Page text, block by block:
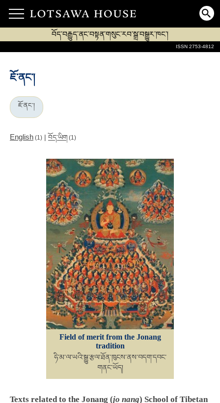
བོད་བརྒྱུད་ནང་བསྟན་གསུང་རབ་སྒྲ་བསྒྱུར་ཁང་།
ISSN 2753-4812
ཇོ་ནང་།
ཇོ་ནང་།
English (1) | བོད་ཡིག (1)
Field of merit from the Jonang
tradition
ཧི་མ་ལ་ཡའི་སྒྱུ་རྩལ་ཐོན་ཁུངས་ནས་བདག་དབང་
གནང་ཡོད།
Texts related to the Jonang (jo nang) School of Tibetan